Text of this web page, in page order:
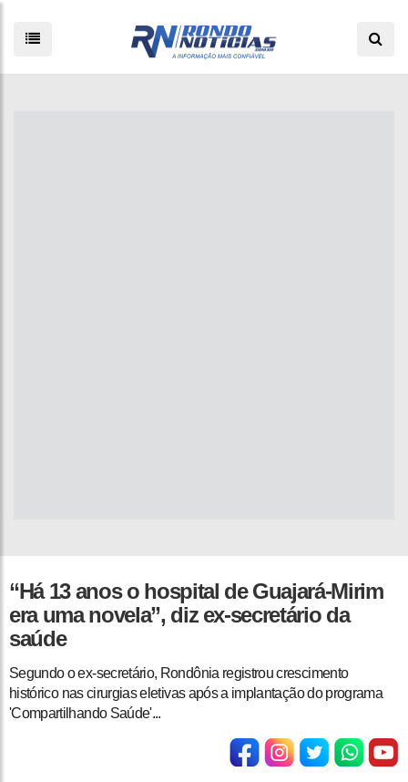
“Há 13 anos o hospital de Guajará-Mirim
era uma novela”, diz ex-secretário da
saúde
Segundo o ex-secretário, Rondônia registrou crescimento
histórico nas cirurgias eletivas após a implantação do programa
'Compartilhando Saúde'...